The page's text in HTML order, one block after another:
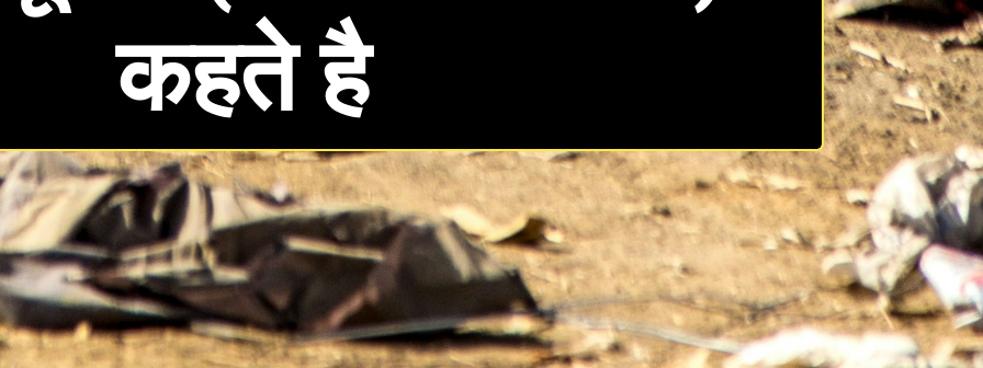
कहते है